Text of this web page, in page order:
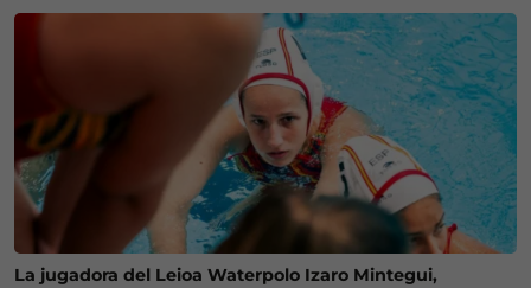
La jugadora del Leioa Waterpolo Izaro Mintegui,